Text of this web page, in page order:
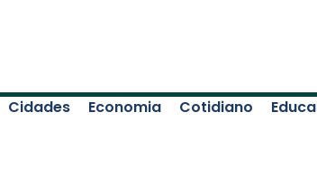
Cidades Economia Cotidiano